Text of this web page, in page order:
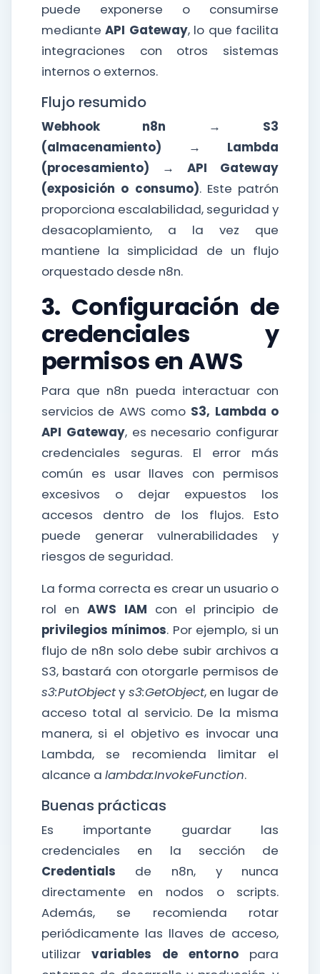
puede exponerse o consumirse
medianteAPI Gateway, lo que facilita
integraciones con otros sistemas
internos o externos.
Flujo resumido
Webhook n8n → S3
(almacenamiento) → Lambda
(procesamiento) → API Gateway
(exposición o consumo). Este patrón
proporciona escalabilidad, seguridad y
desacoplamiento, a la vez que
mantiene la simplicidad de un flujo
orquestado desde n8n.
3. Configuración de
credenciales y
permisos en AWS
Para que n8n pueda interactuar con
servicios de AWS como S3, Lambda o
API Gateway, es necesario configurar
credenciales seguras. El error más
común es usar llaves con permisos
excesivos o dejar expuestos los
accesos dentro de los flujos. Esto
puede generar vulnerabilidades y
riesgos de seguridad.
La forma correcta es crear un usuario o
rol en AWS IAM con el principio de
privilegios mínimos. Por ejemplo, si un
flujo de n8n solo debe subir archivos a
S3, bastará con otorgarle permisos de
s3:PutObjecty s3:GetObject, en lugar de
acceso total al servicio. De la misma
manera, si el objetivo es invocar una
Lambda, se recomienda limitar el
alcance a lambda:InvokeFunction.
Buenas prácticas
Es importante guardar las
credenciales en la sección de
Credentials de n8n, y nunca
directamente en nodos o scripts.
Además, se recomienda rotar
periódicamente las llaves de acceso,
utilizar variables de entorno para